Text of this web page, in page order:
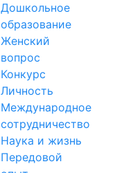
Дошкольное
образование
Женский
вопрос
Конкурс
Личность
Международное
сотрудничество
Наука и жизнь
Передовой